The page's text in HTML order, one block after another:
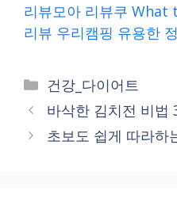
리뷰모아 리뷰쿠 What
리뷰 우리캠핑 유용한
Categories
건강_다이어트
바삭한 김치전 비법
초보도 쉽게 따라하